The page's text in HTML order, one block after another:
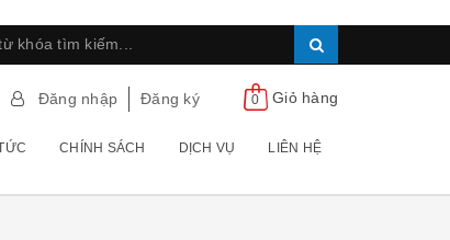
Đăng nhập Đăng ký 0 Giỏ hàng
CHÍNH SÁCH DỊCH VỤ LIÊN HỆ